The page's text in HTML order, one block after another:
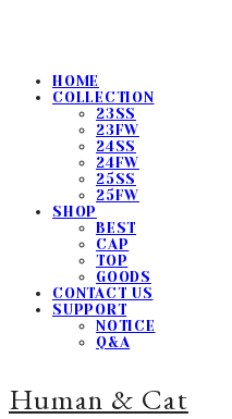
HOME
COLLECTION
23SS
23FW
24SS
24FW
25SS
25FW
SHOP
BEST
CAP
TOP
GOODS
CONTACT US
SUPPORT
NOTICE
Q&A
Human & Cat